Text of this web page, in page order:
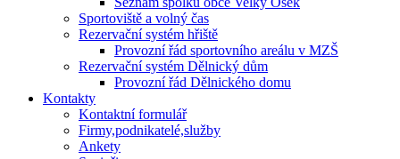
Sportoviště a volný čas
Rezervační systém hřiště
Provozní řád sportovního areálu v MZŠ
Rezervační systém Dělnický dům
Provozní řád Dělnického domu
Kontakty
Kontaktní formulář
Firmy,podnikatelé,služby
Ankety